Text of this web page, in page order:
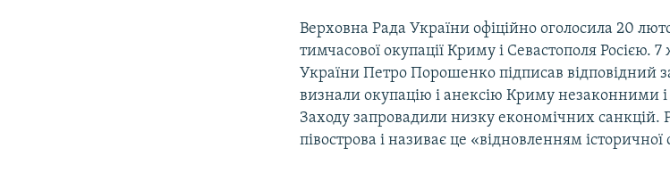
Верховна Рада України офіційно оголосила 20
тимчасової окупації Криму і Севастополя Росією.
України Петро Порошенко підписав відповідний
визнали окупацію і анексію Криму незаконними і
Заходу запровадили низку економічних санкцій.
півострова і називає це «відновленням історичної